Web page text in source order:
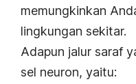
memungkinkan
lingkungan sekitar.
Adapun jalur saraf
sel neuron, yaitu: